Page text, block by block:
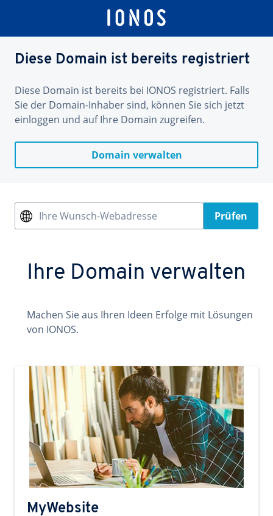
Diese Domain ist bereits registriert
Diese Domain ist bereits bei IONOS registriert. Falls
Sie der Domain-Inhaber sind, können Sie sich jetzt
einloggen und auf Ihre Domain zugreifen.
Domain verwalten
Ihre Wunsch-Webadresse Prüfen
Ihre Domain verwalten
Machen Sie aus Ihren Ideen Erfolge mit Lösungen
von IONOS.
MyWebsite